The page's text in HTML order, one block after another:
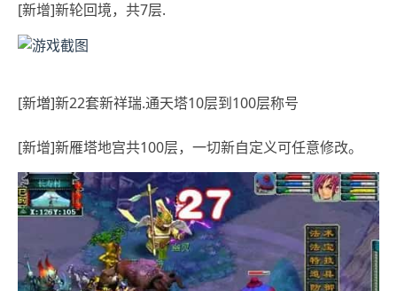
[新增]新轮回境，共7层.
[新増]新22套新祥瑞.通天塔10层到100层称号
[新增]新雁塔地宫共100层，一切新自定义可任意修改。